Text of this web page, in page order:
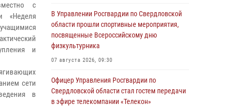
с
«Неделя
и
сети
в
В Управлении Росгвардии по Свердловской
области прошли спортивные мероприятия,
посвященные Всероссийскому дню
физкультурника
07 августа 2026, 09:30
Офицер Управления Росгвардии по
Свердловской области стал гостем передачи
в эфире телекомпании «Телекон»